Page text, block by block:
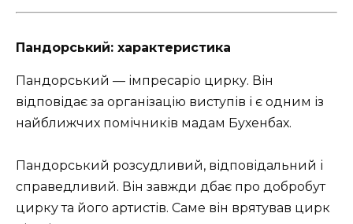
Пандорський: характеристика
Пандорський — імпресаріо цирку. Він
відповідає за організацію виступів і є одним із
найближчих помічників мадам Бухенбах.
Пандорський розсудливий, відповідальний і
справедливий. Він завжди дбає про добробут
цирку та його артистів. Саме він врятував цирк